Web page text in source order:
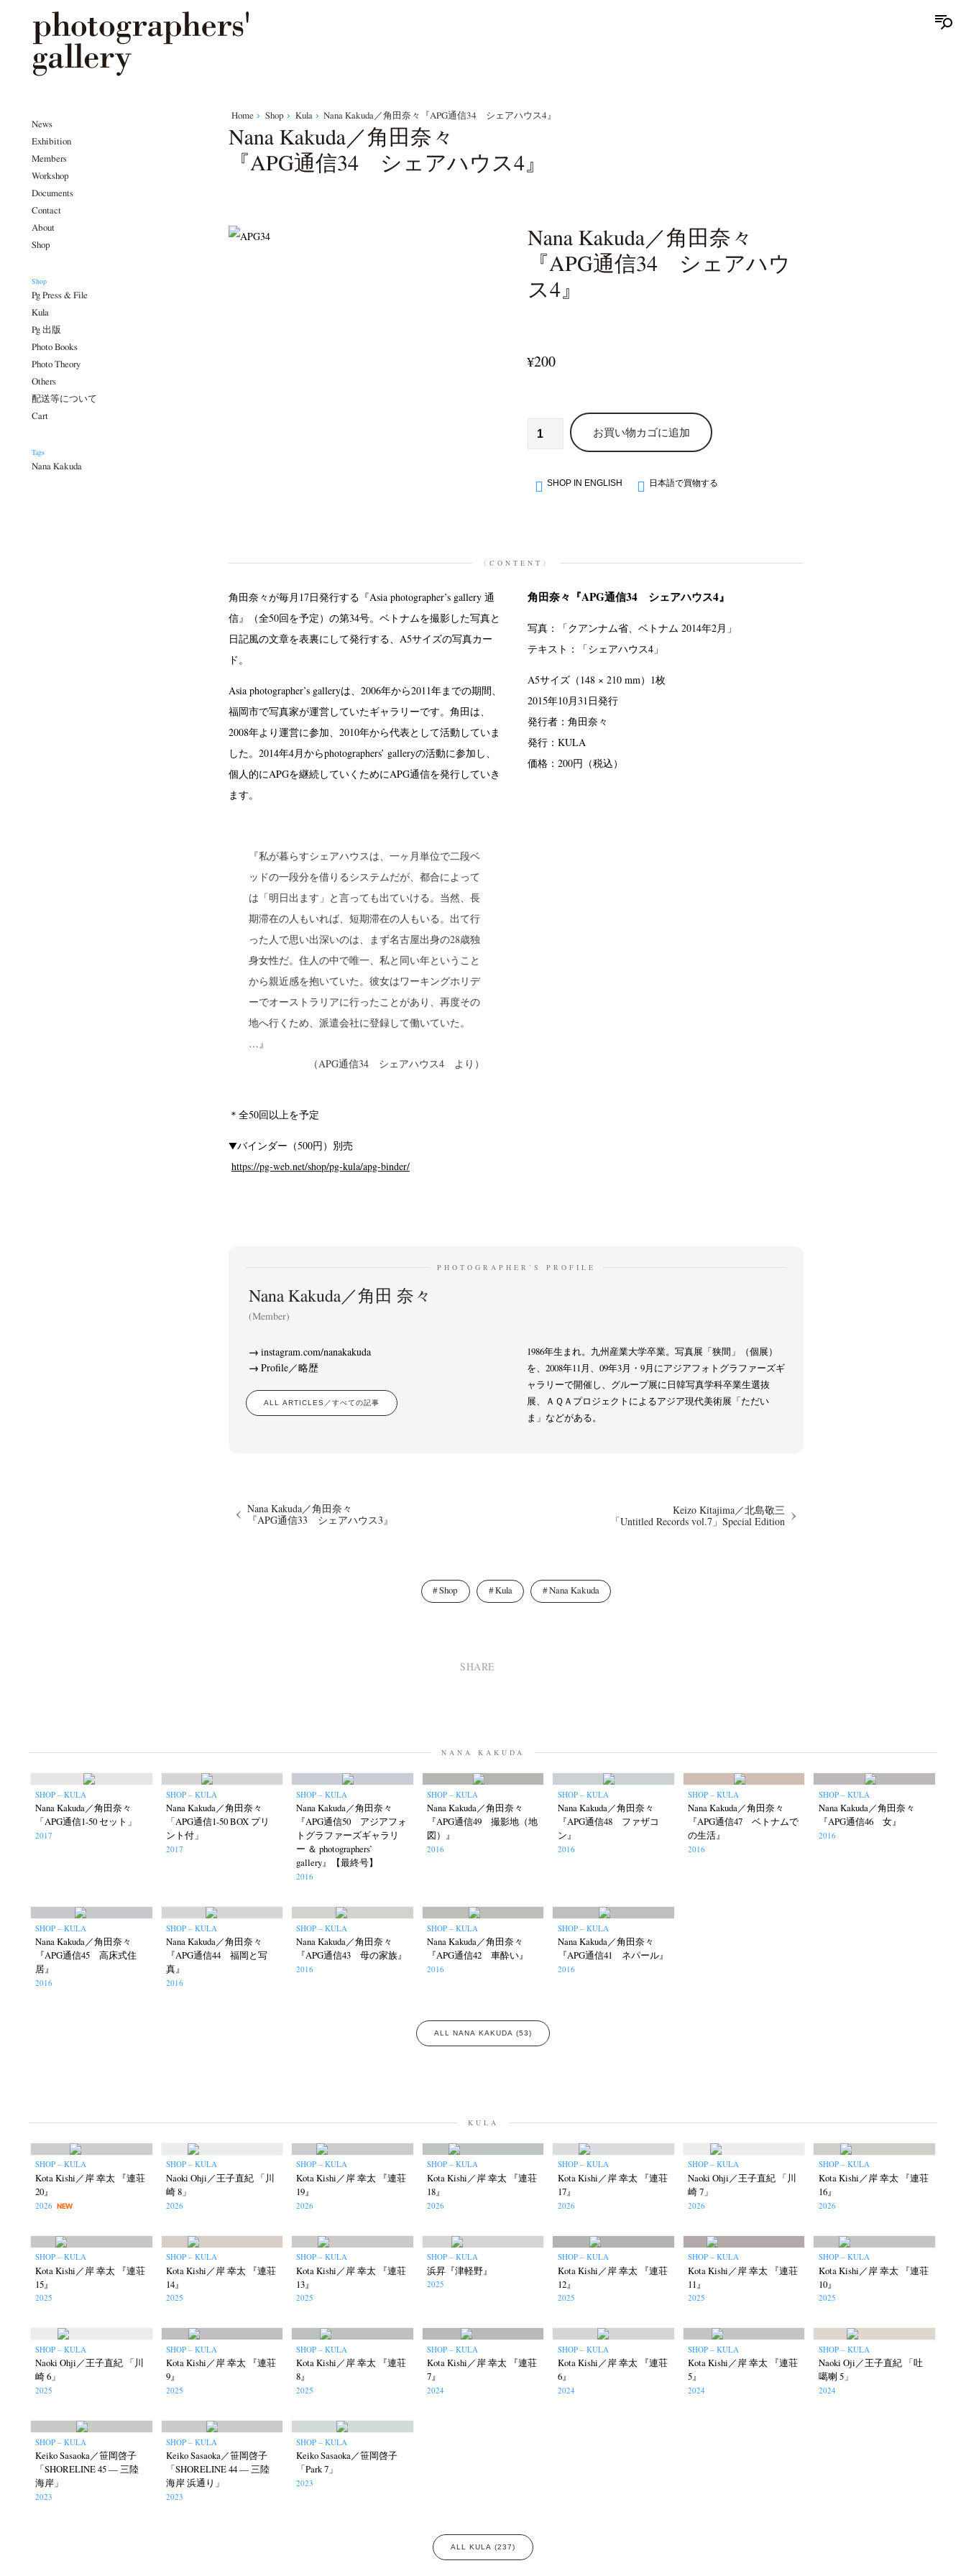
Naonori Oshima (38) Nick Haymes (5) Park (7) photographers' gallery File
News
Exhibition
Members
Workshop
Documents
Contact
About
Shop
Shop
Pg Press & File
Kula
Pg 出版
Photo Books
Photo Theory
Others
配送等について
Cart
Tags
Nana Kakuda
Home Shop Kula Nana Kakuda／角田奈々『APG通信34 シェアハウス4』
Nana Kakuda／角田奈々
『APG通信34 シェアハウス4』
Nana Kakuda／角田奈々
『APG通信34 シェアハウ
ス4』
¥200
お買い物カゴに追加
SHOP IN ENGLISH 日本語で買物する
〈CONTENT〉
角田奈々が毎月17日発行する『Asia photographer’s gallery 通
信』（全50回を予定）の第34号。ベトナムを撮影した写真と
日記風の文章を表裏にして発行する、A5サイズの写真カー
ド。
Asia photographer’s galleryは、2006年から2011年までの期間、
福岡市で写真家が運営していたギャラリーです。角田は、
2008年より運営に参加、2010年から代表として活動していま
した。2014年4月からphotographers’ galleryの活動に参加し、
個人的にAPGを継続していくためにAPG通信を発行していき
ます。
『私が暮らすシェアハウスは、一ヶ月単位で二段ベ
ッドの一段分を借りるシステムだが、都合によって
は「明日出ます」と言っても出ていける。当然、長
期滞在の人もいれば、短期滞在の人もいる。出て行
った人で思い出深いのは、まず名古屋出身の28歳独
身女性だ。住人の中で唯一、私と同い年ということ
から親近感を抱いていた。彼女はワーキングホリデ
ーでオーストラリアに行ったことがあり、再度その
地へ行くため、派遣会社に登録して働いていた。
…』
（APG通信34 シェアハウス4 より）
＊全50回以上を予定
▼バインダー（500円）別売
https://pg-web.net/shop/pg-kula/apg-binder/
角田奈々『APG通信34 シェアハウス4』
写真：「クアンナム省、ベトナム 2014年2月」
テキスト：「シェアハウス4」
A5サイズ（148 × 210 mm）1枚
2015年10月31日発行
発行者：角田奈々
発行：KULA
価格：200円（税込）
PHOTOGRAPHER’S PROFILE
Nana Kakuda／角田 奈々
(Member)
instagram.com/nanakakuda
Profile／略歴
ALL ARTICLES／すべての記事
1986年生まれ。九州産業大学卒業。写真展「狭間」（個展）
を、2008年11月、09年3月・9月にアジアフォトグラファーズギ
ャラリーで開催し、グループ展に日韓写真学科卒業生選抜
展、ＡＱＡプロジェクトによるアジア現代美術展「ただい
ま」などがある。
Nana Kakuda／角田奈々
『APG通信33 シェアハウス3』
Keizo Kitajima／北島敬三
「Untitled Records vol.7」Special Edition
Shop Kula Nana Kakuda
SHARE
NANA KAKUDA
SHOP – KULA
Nana Kakuda／角田奈々
「APG通信1-50 セット」
2017
SHOP – KULA
Nana Kakuda／角田奈々
「APG通信1-50 BOX プリ
ント付」
2017
SHOP – KULA
Nana Kakuda／角田奈々
『APG通信50 アジアフォ
トグラファーズギャラリ
ー ＆ photographers’
gallery』【最終号】
2016
SHOP – KULA
Nana Kakuda／角田奈々
『APG通信49 撮影地（地
図）』
2016
SHOP – KULA
Nana Kakuda／角田奈々
『APG通信48 ファザコ
ン』
2016
SHOP – KULA
Nana Kakuda／角田奈々
『APG通信47 ベトナムで
の生活』
2016
SHOP – KULA
Nana Kakuda／角田奈々
『APG通信46 女』
2016
SHOP – KULA
Nana Kakuda／角田奈々
『APG通信45 高床式住
居』
2016
SHOP – KULA
Nana Kakuda／角田奈々
『APG通信44 福岡と写
真』
2016
SHOP – KULA
Nana Kakuda／角田奈々
『APG通信43 母の家族』
2016
SHOP – KULA
Nana Kakuda／角田奈々
『APG通信42 車酔い』
2016
SHOP – KULA
Nana Kakuda／角田奈々
『APG通信41 ネパール』
2016
ALL NANA KAKUDA (53)
KULA
SHOP – KULA
Kota Kishi／岸 幸太 『連荘
20』
2026 NEW
SHOP – KULA
Naoki Ohji／王子直紀 「川
崎 8」
2026
SHOP – KULA
Kota Kishi／岸 幸太 『連荘
19』
2026
SHOP – KULA
Kota Kishi／岸 幸太 『連荘
18』
2026
SHOP – KULA
Kota Kishi／岸 幸太 『連荘
17』
2026
SHOP – KULA
Naoki Ohji／王子直紀 「川
崎 7」
2026
SHOP – KULA
Kota Kishi／岸 幸太 『連荘
16』
2026
SHOP – KULA
Kota Kishi／岸 幸太 『連荘
15』
2025
SHOP – KULA
Kota Kishi／岸 幸太 『連荘
14』
2025
SHOP – KULA
Kota Kishi／岸 幸太 『連荘
13』
2025
SHOP – KULA
浜昇『津軽野』
2025
SHOP – KULA
Kota Kishi／岸 幸太 『連荘
12』
2025
SHOP – KULA
Kota Kishi／岸 幸太 『連荘
11』
2025
SHOP – KULA
Kota Kishi／岸 幸太 『連荘
10』
2025
SHOP – KULA
Naoki Ohji／王子直紀 「川
崎 6」
2025
SHOP – KULA
Kota Kishi／岸 幸太 『連荘
9』
2025
SHOP – KULA
Kota Kishi／岸 幸太 『連荘
8』
2025
SHOP – KULA
Kota Kishi／岸 幸太 『連荘
7』
2024
SHOP – KULA
Kota Kishi／岸 幸太 『連荘
6』
2024
SHOP – KULA
Kota Kishi／岸 幸太 『連荘
5』
2024
SHOP – KULA
Naoki Oji／王子直紀 「吐
噶喇 5」
2024
SHOP – KULA
Keiko Sasaoka／笹岡啓子
「SHORELINE 45 — 三陸
海岸」
2023
SHOP – KULA
Keiko Sasaoka／笹岡啓子
「SHORELINE 44 — 三陸
海岸 浜通り」
2023
SHOP – KULA
Keiko Sasaoka／笹岡啓子
「Park 7」
2023
ALL KULA (237)